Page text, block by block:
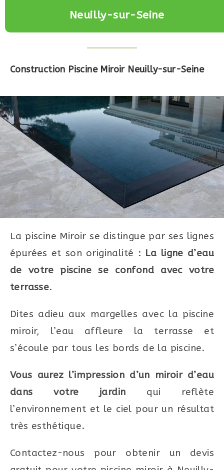
Neuilly-sur-Seine
Construction Piscine Miroir Neuilly-sur-Seine
La piscine Miroir se distingue par ses lignes
épurées et son originalité : La ligne d’eau
de votre piscine se confond avec votre
terrasse.
Dites adieu aux margelles avec la piscine
miroir, l’eau affleure la terrasse et
s’écoule par tous les bords de la piscine.
Vous aurez l’impression d’un miroir d’eau
dans votre jardin qui reflète
l’environnement et le ciel pour un résultat
très esthétique.
Contactez-nous pour obtenir un devis